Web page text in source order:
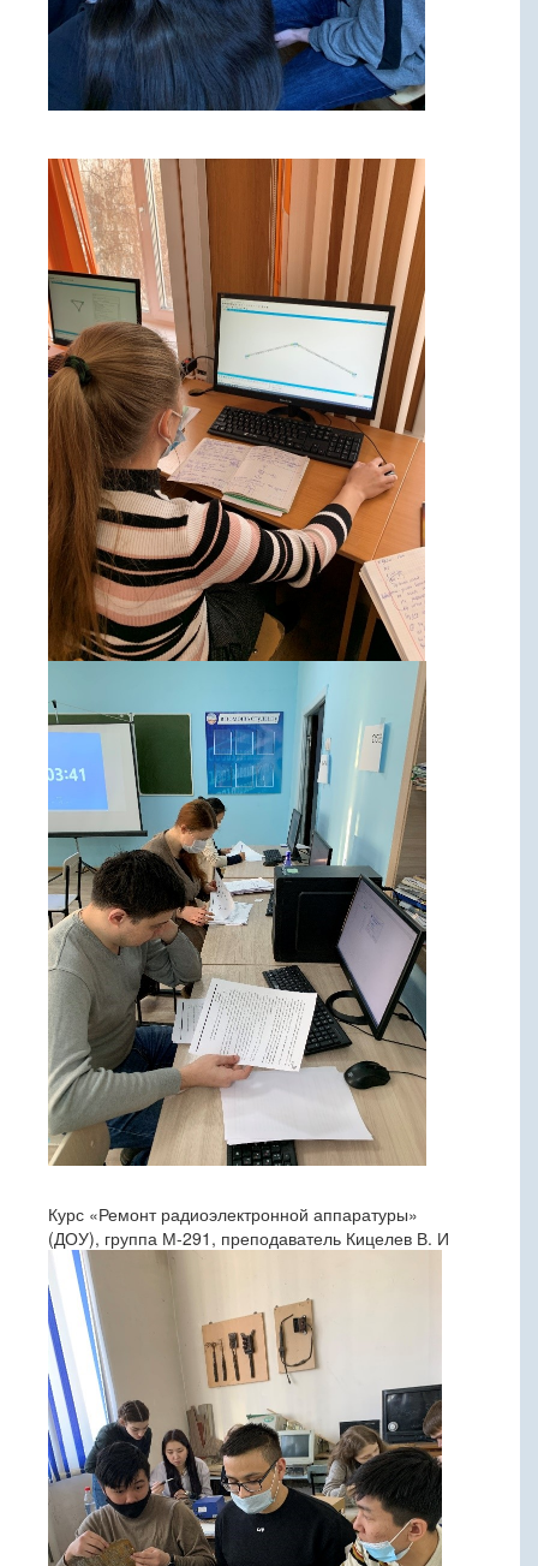
Курс «Ремонт радиоэлектронной аппаратуры»
(ДОУ), группа М-291, преподаватель Кицелев В. И